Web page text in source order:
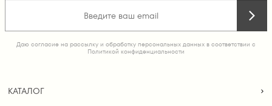
Даю согласие на рассылку и обработку персональных данных в соответствии с
Политикой конфиденциальности
КАТАЛОГ